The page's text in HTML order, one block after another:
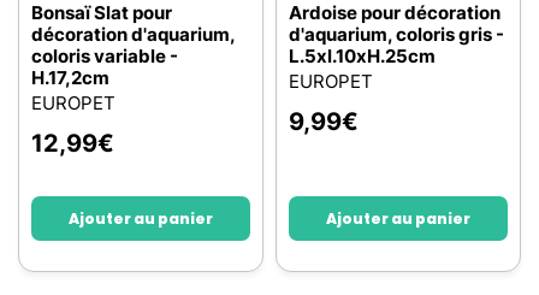
Bonsaï Slat pour
décoration d'aquarium,
coloris variable -
H.17,2cm
EUROPET
12,99€
Ajouter au panier
Ardoise pour décoration
d'aquarium, coloris gris -
L.5xl.10xH.25cm
EUROPET
9,99€
Ajouter au panier